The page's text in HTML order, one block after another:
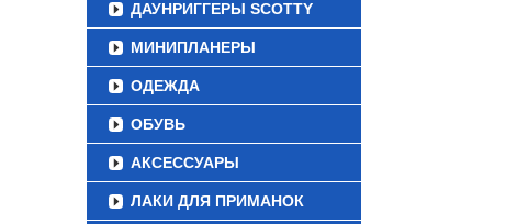
ДАУНРИГГЕРЫ SCOTTY
МИНИПЛАНЕРЫ
ОДЕЖДА
ОБУВЬ
АКСЕССУАРЫ
ЛАКИ ДЛЯ ПРИМАНОК